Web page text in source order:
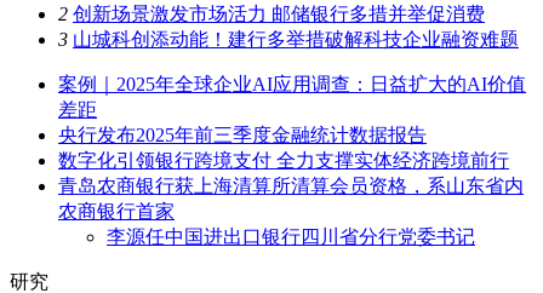
2 创新场景激发市场活力 邮储银行多措并举促消费
3 山城科创添动能！建行多举措破解科技企业融资难题
案例｜2025年全球企业AI应用调查：日益扩大的AI价值
差距
央行发布2025年前三季度金融统计数据报告
数字化引领银行跨境支付 全力支撑实体经济跨境前行
青岛农商银行获上海清算所清算会员资格，系山东省内
农商银行首家
李源任中国进出口银行四川省分行党委书记
研究